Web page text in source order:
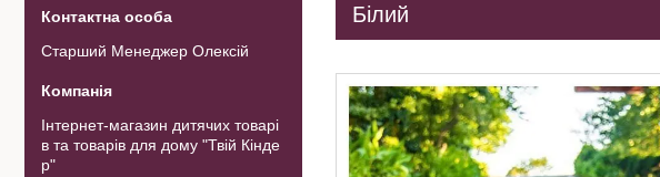
Білий
Старший Менеджер Олексій
Інтернет-магазин дитячих товарі
в та товарів для дому "Твій Кінде
р"